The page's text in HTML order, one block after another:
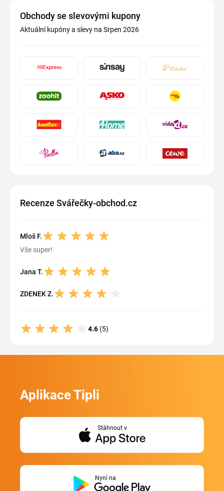
Obchody se slevovými kupony
Aktuální kupóny a slevy na Srpen 2026
Recenze Svářečky-obchod.cz
Mloš F.
Vše super!
Jana T.
ZDENEK Z.
4.6 (5)
Aplikace Tipli
Stáhnout v
Nyní na